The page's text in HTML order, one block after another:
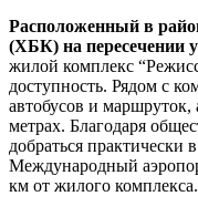
Расположенный в
(ХБК) на пересечении
жилой комплекс
доступность. Рядом с
автобусов и маршруток,
метрах. Благодаря
добраться практически
Международный
км от жилого комплекса.